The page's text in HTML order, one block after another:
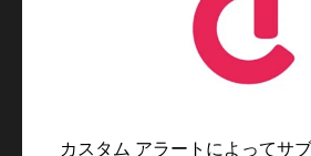
カスタム アラートによってサ